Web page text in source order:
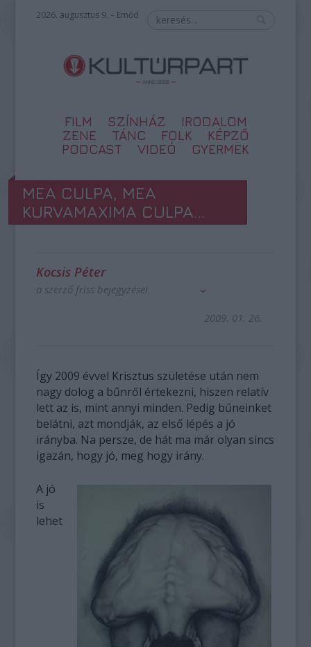
2026. augusztus 9. – Emőd
FILM SZÍNHÁZ
IRODALOM
ZENE
TÁNC FOLK
KÉPZŐ
PODCAST
VIDEÓ GYERMEK
MEA CULPA, MEA
KURVAMAXIMA CULPA…
Kocsis Péter
a szerző friss bejegyzései
2009. 01. 26.
Így 2009 évvel Krisztus születése után nem
nagy dolog a bűnről értekezni, hiszen relatív
lett az is, mint annyi minden. Pedig bűneinket
belátni, azt mondják, az első lépés a jó
irányba. Na persze, de hát ma már olyan sincs
igazán, hogy jó, meg hogy irány.
A jó
is
lehet